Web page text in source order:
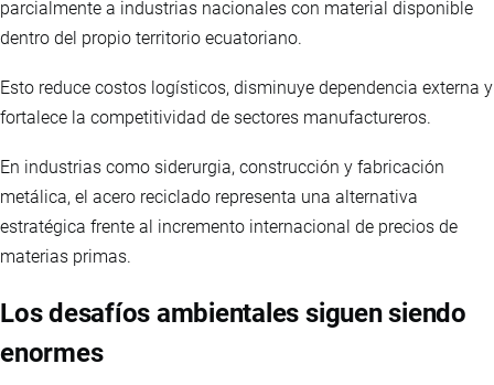
parcialmente a industrias nacionales con material disponible
dentro del propio territorio ecuatoriano.
Esto reduce costos logísticos, disminuye dependencia externa y
fortalece la competitividad de sectores manufactureros.
En industrias como siderurgia, construcción y fabricación
metálica, el acero reciclado representa una alternativa
estratégica frente al incremento internacional de precios de
materias primas.
Los desafíos ambientales siguen siendo
enormes